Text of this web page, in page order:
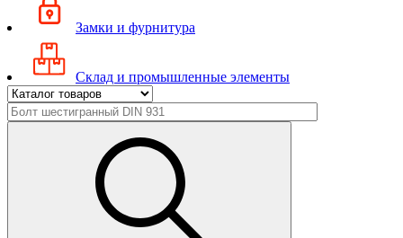
Замки и фурнитура
Склад и промышленные элементы